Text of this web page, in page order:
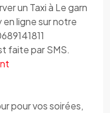
un Taxi à Le garn
ligne sur notre
faite par SMS.
pour vos soirées,